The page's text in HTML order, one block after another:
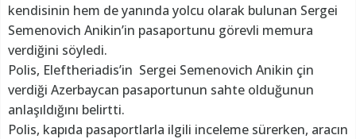
kendisinin hem de yanında yolcu olarak bulunan Sergei
Semenovich Anikin’in pasaportunu görevli memura
verdiğini söyledi.
Polis, Eleftheriadis’in Sergei Semenovich Anikin çin
verdiği Azerbaycan pasaportunun sahte olduğunun
anlaşıldığını belirtti.
Polis, kapıda pasaportlarla ilgili inceleme sürerken, aracın